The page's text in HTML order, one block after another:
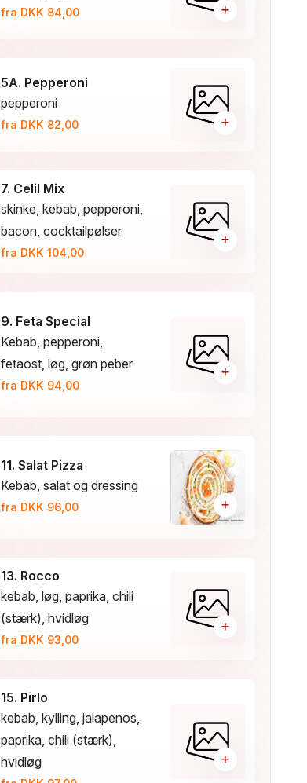
fra DKK 84,00 +
5A. Pepperoni
pepperoni
fra DKK 82,00 +
7. Celil Mix
skinke, kebab, pepperoni,
bacon, cocktailpølser
fra DKK 104,00
+
9. Feta Special
Kebab, pepperoni,
fetaost, løg, grøn peber
fra DKK 94,00
+
11. Salat Pizza
Kebab, salat og dressing
fra DKK 96,00 +
13. Rocco
kebab, løg, paprika, chili
(stærk), hvidløg
fra DKK 93,00
+
15. Pirlo
kebab, kylling, jalapenos,
paprika, chili (stærk),
hvidløg
+